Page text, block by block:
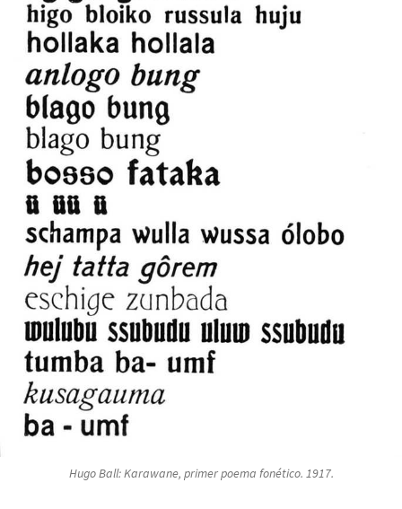
Hugo Ball:Karawane, primer poema fonético. 1917.